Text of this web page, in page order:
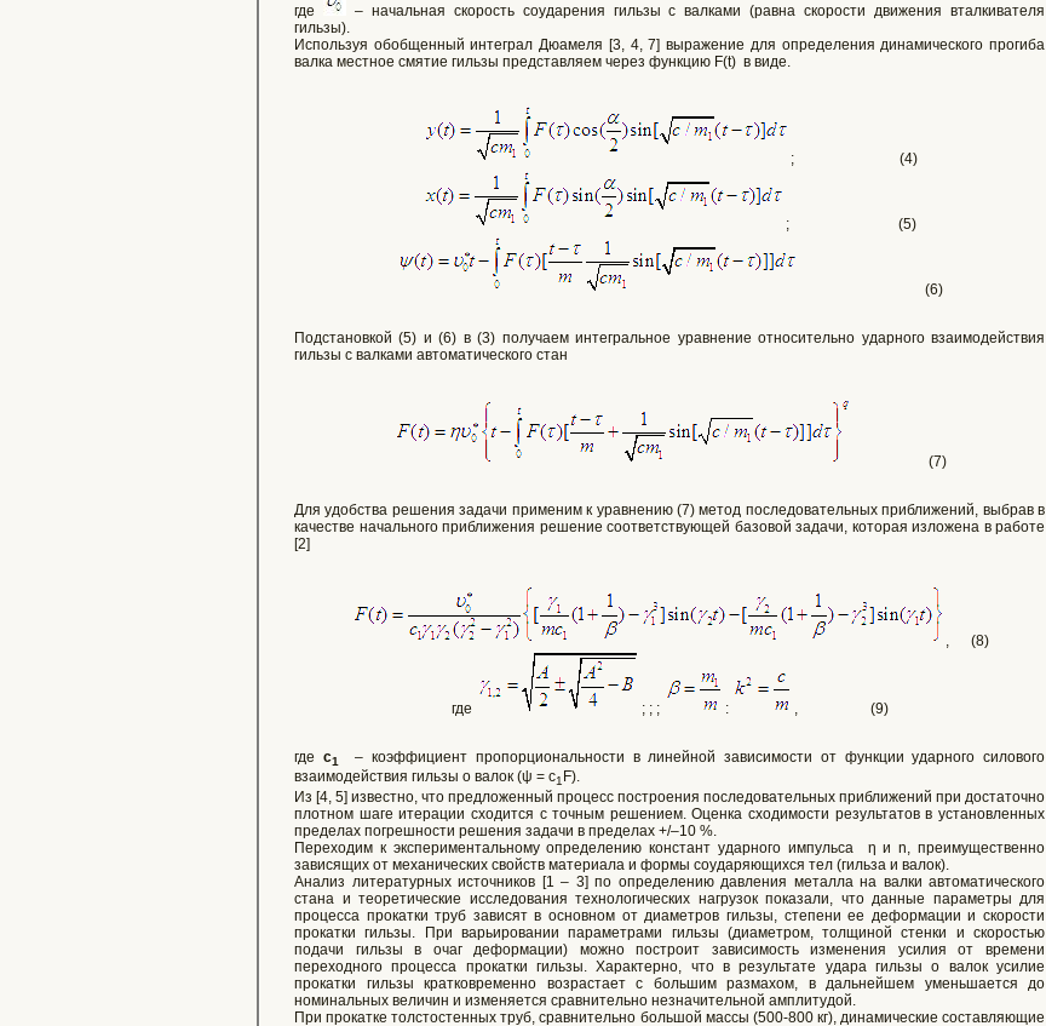
где
– начальная скорость соударения гильзы с валками (равна скорости движения вталкивателя
гильзы).
Используя обобщенный интеграл Дюамеля [3, 4, 7] выражение для определения динамического прогиба
валка местное смятие гильзы представляем через функцию F(t) в виде.
; (4)
; (5)
(6)
Подстановкой (5) и (6) в (3) получаем интегральное уравнение относительно ударного взаимодействия
гильзы с валками автоматического стан
(7)
Для удобства решения задачи применим к уравнению (7) метод последовательных приближений, выбрав в
качестве начального приближения решение соответствующей базовой задачи, которая изложена в работе
[2]
, (8)
где ; ; ; : , (9)
где c1
– коэффициент пропорциональности в линейной зависимости от функции ударного силового
взаимодействия гильзы о валок (ψ = c1 F).
Из [4, 5] известно, что предложенный процесс построения последовательных приближений при достаточно
плотном шаге итерации сходится с точным решением. Оценка сходимости результатов в установленных
пределах погрешности решения задачи в пределах +/–10 %.
Переходим к экспериментальному определению констант ударного импульса η и n, преимущественно
зависящих от механических свойств материала и формы соударяющихся тел (гильза и валок).
Анализ литературных источников [1 – 3] по определению давления металла на валки автоматического
стана и теоретические исследования технологических нагрузок показали, что данные параметры для
процесса прокатки труб зависят в основном от диаметров гильзы, степени ее деформации и скорости
прокатки гильзы. При варьировании параметрами гильзы (диаметром, толщиной стенки и скоростью
подачи гильзы в очаг деформации) можно построит зависимость изменения усилия от времени
переходного процесса прокатки гильзы. Характерно, что в результате удара гильзы о валок усилие
прокатки гильзы кратковременно возрастает с большим размахом, в дальнейшем уменьшается до
номинальных величин и изменяется сравнительно незначительной амплитудой.
При прокатке толстостенных труб, сравнительно большой массы (500-800 кг), динамические составляющие